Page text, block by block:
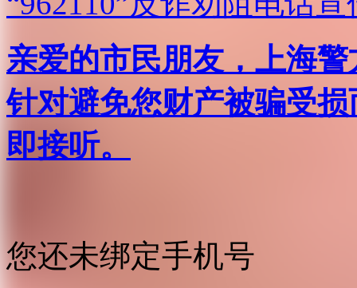
亲爱的市民朋友，上海
针对避免您财产被骗受
即接听。
您还未绑定手机号